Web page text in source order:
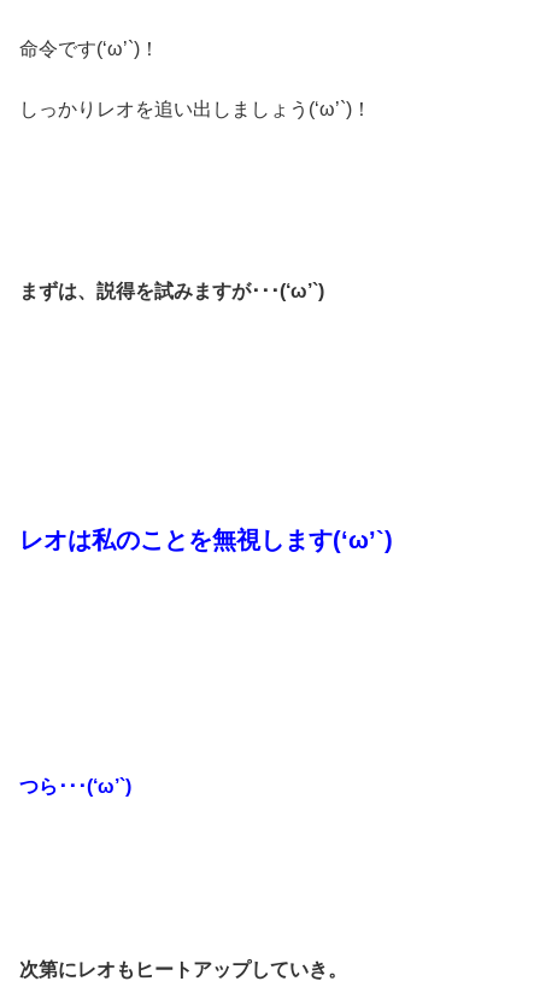
命令です(‘ω’`)！
しっかりレオを追い出しましょう(‘ω’`)！
まずは、説得を試みますが･･･(‘ω’`)
レオは私のことを無視します(‘ω’`)
つら･･･(‘ω’`)
次第にレオもヒートアップしていき。